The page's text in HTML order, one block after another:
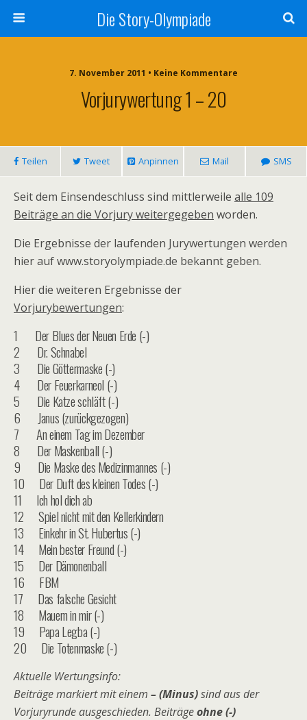
Die Story-Olympiade
7. November 2011 • Keine Kommentare
Vorjurywertung 1 – 20
Teilen Tweet Anpinnen Mail SMS
Seit dem Einsendeschluss sind mittlerweile alle 109
Beiträge an die Vorjury weitergegeben worden.
Die Ergebnisse der laufenden Jurywertungen werden
hier auf www.storyolympiade.de bekannt geben.
Hier die weiteren Ergebnisse der
Vorjurybewertungen:
1 Der Blues der Neuen Erde (-)
2 Dr. Schnabel
3 Die Göttermaske (-)
4 Der Feuerkarneol (-)
5 Die Katze schläft (-)
6 Janus (zurückgezogen)
7 An einem Tag im Dezember
8 Der Maskenball (-)
9 Die Maske des Medizinmannes (-)
10 Der Duft des kleinen Todes (-)
11 Ich hol dich ab
12 Spiel nicht mit den Kellerkindern
13 Einkehr in St. Hubertus (-)
14 Mein bester Freund (-)
15 Der Dämonenball
16 FBM
17 Das falsche Gesicht
18 Mauern in mir (-)
19 Papa Legba (-)
20 Die Totenmaske (-)
Aktuelle Wertungsinfo:
Beiträge markiert mit einem – (Minus)sind aus der
Vorjuryrunde ausgeschieden. Beiträgeohne (-)